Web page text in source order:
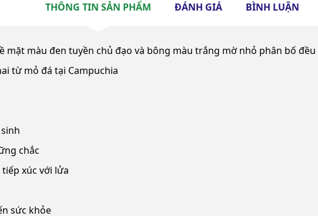
THÔNG TIN SẢN PHẨM ĐÁNH GIÁ BÌNH LUẬN
mặt màu đen tuyền chủ đạo và bông màu trắng mờ nhỏ phân bố
từ mỏ đá tại Campuchia
chắc
xúc với lửa
sức khỏe